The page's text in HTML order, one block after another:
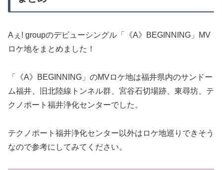
Aぇ! groupのデビューシングル「《A》BEGINNING」MV
ロケ地をまとめました！
「《A》BEGINNING」のMVロケ地は福井県内のサンドー
ム福井、旧北陸線トンネル群、宮谷石切場跡、東尋坊、テ
クノポート福井浄化センターでした。
テクノポート福井浄化センター以外はロケ地巡りできそう
なので参考にしてみてください。